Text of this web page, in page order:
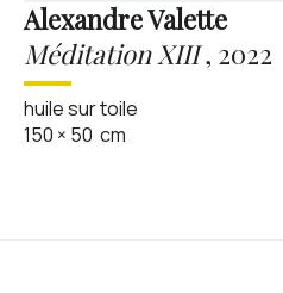
Alexandre Valette
Méditation XIII, 2022
huile sur toile
150 × 50 cm